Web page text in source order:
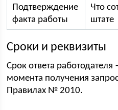
Подтверждение
факта работы
Что
штате
Сроки и реквизиты
Срок ответа работодателя
момента получения
Правилах № 2010.